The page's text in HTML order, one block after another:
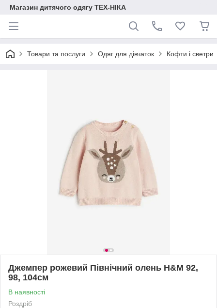
Магазин дитячого одягу ТЕХ-НІКА
Товари та послуги Одяг для дівчаток Кофти і светри
Джемпер рожевий Північний олень H&M 92,
98, 104см
В наявності
Роздріб